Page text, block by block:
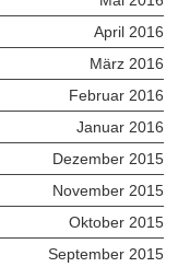
April 2016
März 2016
Februar 2016
Januar 2016
Dezember 2015
November 2015
Oktober 2015
September 2015